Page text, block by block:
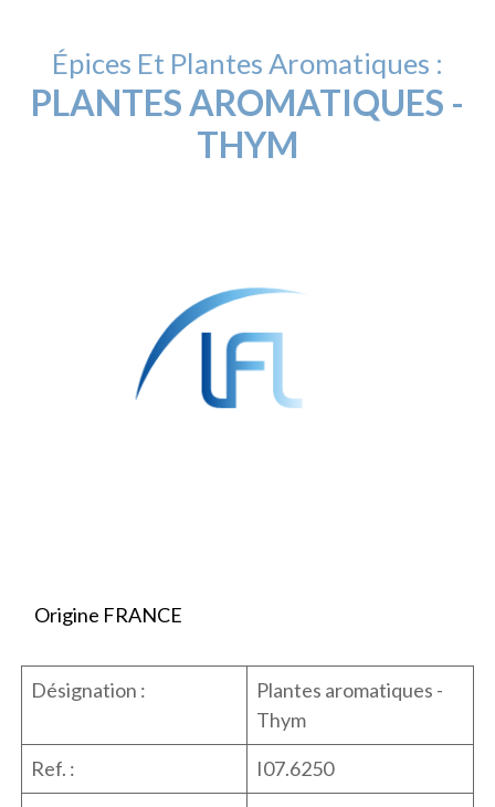
Épices Et Plantes Aromatiques :
PLANTES AROMATIQUES -
THYM
Origine FRANCE
Désignation :
Plantes aromatiques -
Thym
Ref. :
I07.6250